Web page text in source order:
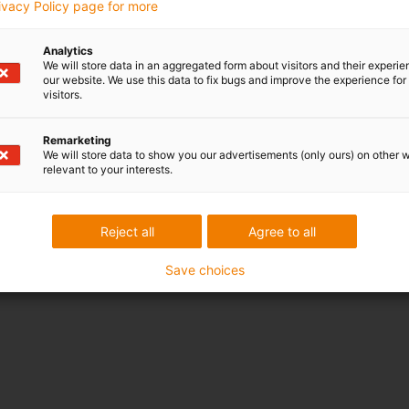
can be found here.
de operação
Policy page for more
Analytics
We will store data in an aggregated form about visitors and their
our website. We use this data to fix bugs and improve the experience for
visitors.
Remarketing
We will store data to show you our advertisements (only ours) on other
relevant to your interests.
Agree to all
Reject all
Save choices